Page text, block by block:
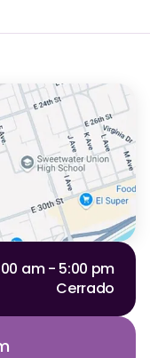
am - 5:00 pm
Cerrado